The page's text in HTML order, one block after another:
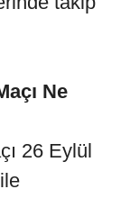
Ne
26 Eylül